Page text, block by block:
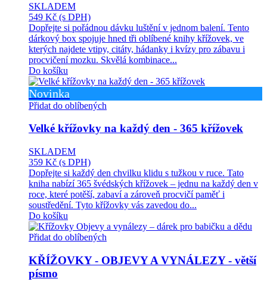
SKLADEM
549 Kč (s DPH)
Dopřejte si pořádnou dávku luštění v jednom balení. Tento
dárkový box spojuje hned tři oblíbené knihy křížovek, ve
kterých najdete vtipy, citáty, hádanky i kvízy pro zábavu i
procvičení mozku. Skvělá kombinace...
Do košíku
Novinka
Přidat do oblíbených
Velké křížovky na každý den - 365 křížovek
SKLADEM
359 Kč (s DPH)
Dopřejte si každý den chvilku klidu s tužkou v ruce. Tato
kniha nabízí 365 švédských křížovek – jednu na každý den v
roce, které potěší, zabaví a zároveň procvičí paměť i
soustředění. Tyto křížovky vás zavedou do...
Do košíku
Přidat do oblíbených
KŘÍŽOVKY - OBJEVY A VYNÁLEZY - větší
písmo